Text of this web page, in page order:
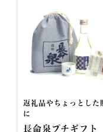
返礼品やちょっとした
に
長命泉プチギフト